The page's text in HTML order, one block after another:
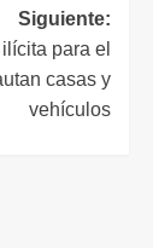
Siguiente:
para el
casas y
vehículos